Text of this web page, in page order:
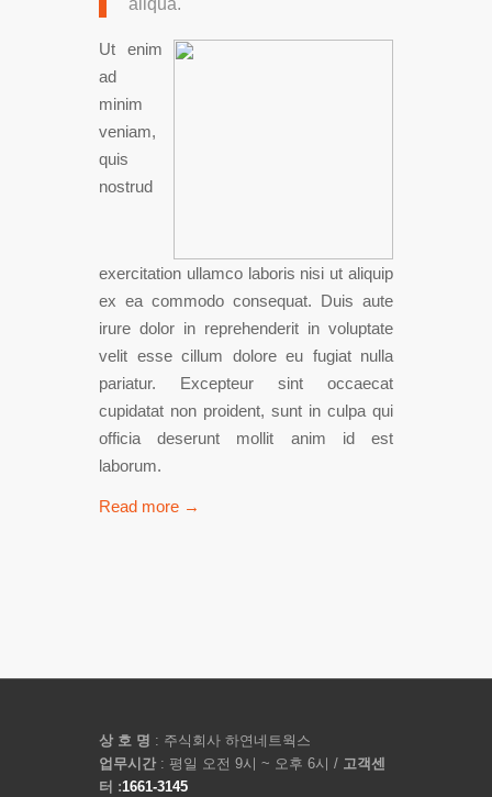
Ut enim
ad
minim
veniam,
quis
nostrud
exercitation ullamco laboris nisi ut aliquip
ex ea commodo consequat. Duis aute
irure dolor in reprehenderit in voluptate
velit esse cillum dolore eu fugiat nulla
pariatur. Excepteur sint occaecat
cupidatat non proident, sunt in culpa qui
officia deserunt mollit anim id est
laborum.
Read more →
상 호 명 : 주식회사 하연네트웍스
업무시간 : 평일 오전 9시 ~ 오후 6시 / 고객센
터 :1661-3145